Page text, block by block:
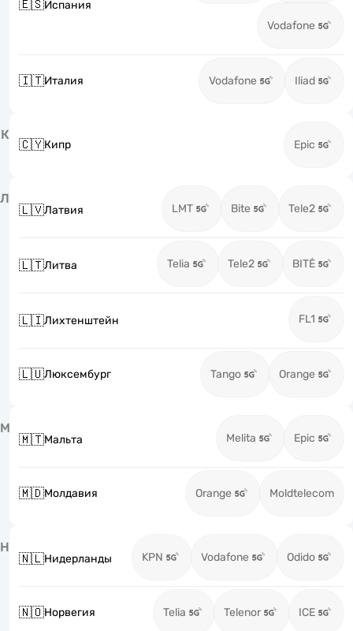
🇪🇸Испания
Vodafone
🇮🇹Италия Vodafone Iliad
К
🇨🇾Кипр Epic
Л
🇱🇻Латвия LMT Bite Tele2
🇱🇹Литва Telia Tele2 BITĖ
🇱🇮Лихтенштейн FL1
🇱🇺Люксембург Tango Orange
М
🇲🇹Мальта Melita Epic
🇲🇩Молдавия Orange Moldtelecom
Н
🇳🇱Нидерланды KPN Vodafone Odido
🇳🇴Норвегия Telia Telenor ICE